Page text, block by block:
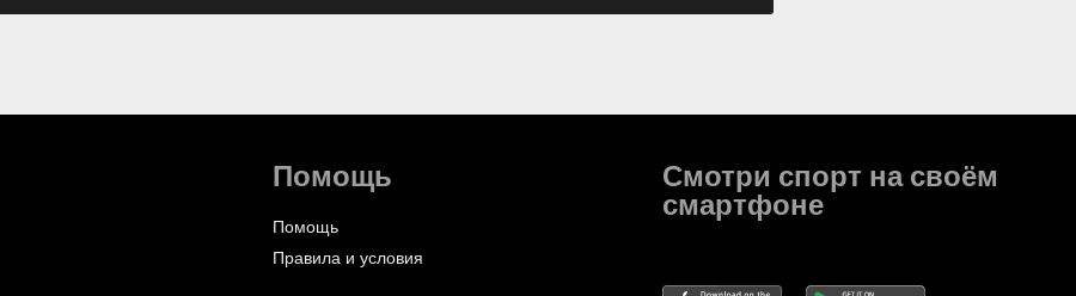
Помощь
Помощь
Правила и условия
Смотри спорт на своём
смартфоне